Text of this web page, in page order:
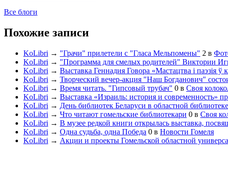
Все блоги
Похожие записи
KoLibri → "Грачи" прилетели с "Гласа Мельпомены" 2 в
KoLibri → "Программа для смелых родителей" Виктории
KoLibri → Выставка Геннадия Говора «Мастацтва і паэзія ў
KoLibri → Творческий вечер-акция "Наш Богданович"
KoLibri → Время читать. "Гипсовый трубач" 0 в Своя
KoLibri → Выставка «Израиль: история и современность»
KoLibri → День библиотек Беларуси в областной библиотеке
KoLibri → Что читают гомельские библиотекари 0 в Своя
KoLibri → В музее редкой книги открылась выставка,
KoLibri → Одна судьба, одна Победа 0 в Новости Гомеля
KoLibri → Акции и проекты Гомельской областной